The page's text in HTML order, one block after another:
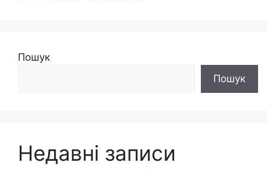
Пошук
Пошук
Недавні записи